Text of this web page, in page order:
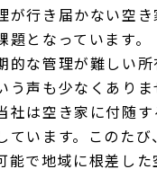
行き届かない空
となっています。
的な管理が難しい
声も少なくありま
社は空き家に付随
ています。このた
能で地域に根差し